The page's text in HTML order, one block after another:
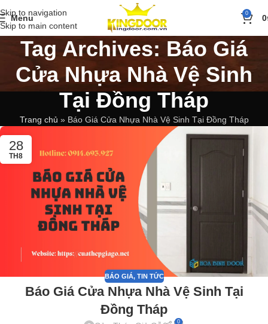
Skip to navigation
Skip to main content
Menu 0 0
Tag Archives: Báo Giá
Cửa Nhựa Nhà Vệ Sinh
Tại Đồng Tháp
Trang chủ » Báo Giá Cửa Nhựa Nhà Vệ Sinh Tại Đồng Tháp
28
TH8
BÁO GIÁ, TIN TỨC
Báo Giá Cửa Nhựa Nhà Vệ Sinh Tại
Đồng Tháp
0